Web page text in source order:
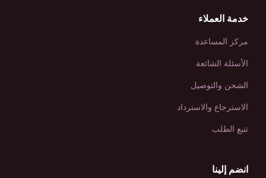
خدمة العملاء
مركز المساعدة
الأسئلة الشائعة
الشحن والتوصيل
الاسترجاع والاسترداد
تتبع الطلب
انضم إلينا